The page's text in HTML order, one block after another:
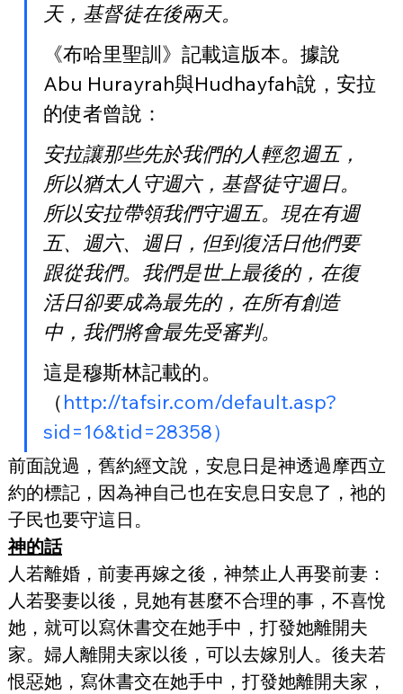
天，基督徒在後兩天。
《布哈里聖訓》記載這版本。據說
Abu Hurayrah與Hudhayfah說，安拉
的使者曾說：
安拉讓那些先於我們的人輕忽週五，
所以猶太人守週六，基督徒守週日。
所以安拉帶領我們守週五。現在有週
五、週六、週日，但到復活日他們要
跟從我們。我們是世上最後的，在復
活日卻要成為最先的，在所有創造
中，我們將會最先受審判。
這是穆斯林記載的。
（http://tafsir.com/default.asp?
sid=16&tid=28358）
前面說過，舊約經文說，安息日是神透過摩西立
約的標記，因為神自己也在安息日安息了，祂的
子民也要守這日。
神的話
人若離婚，前妻再嫁之後，神禁止人再娶前妻：
人若娶妻以後，見她有甚麼不合理的事，不喜悅
她，就可以寫休書交在她手中，打發她離開夫
家。婦人離開夫家以後，可以去嫁別人。後夫若
恨惡她，寫休書交在她手中，打發她離開夫家，